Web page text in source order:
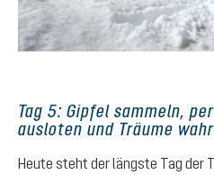
Tag 5: Gipfel sammeln,
ausloten und Träume
Heute steht der längste Tag der